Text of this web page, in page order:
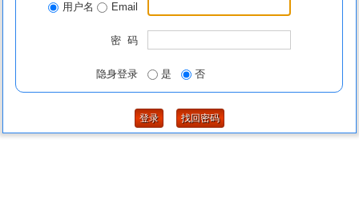
用户名 Email
密 码
隐身登录 是 否